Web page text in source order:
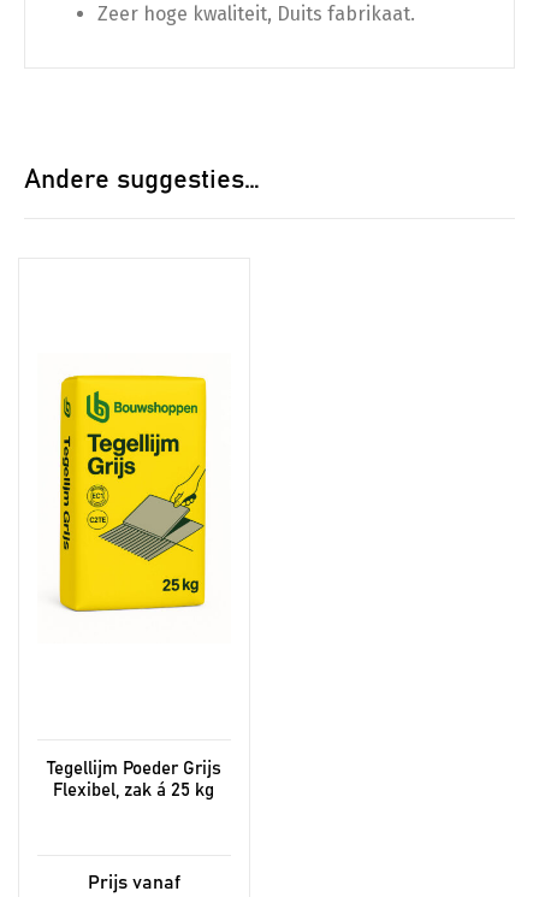
Zeer hoge kwaliteit, Duits fabrikaat.
Andere suggesties…
Tegellijm Poeder Grijs
Flexibel, zak á 25 kg